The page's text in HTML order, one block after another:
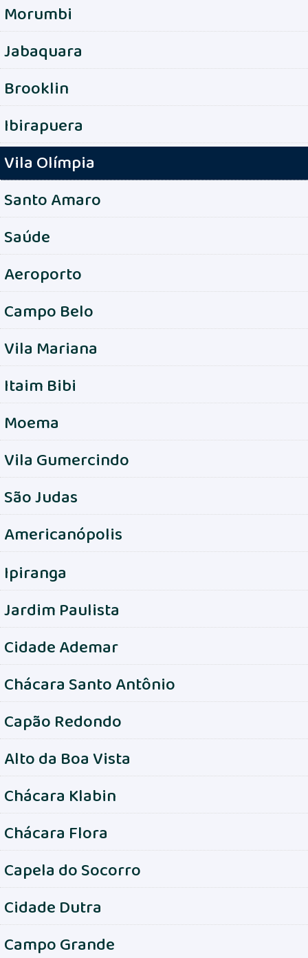
Morumbi
Jabaquara
Brooklin
Ibirapuera
Vila Olímpia
Santo Amaro
Saúde
Aeroporto
Campo Belo
Vila Mariana
Itaim Bibi
Moema
Vila Gumercindo
São Judas
Americanópolis
Ipiranga
Jardim Paulista
Cidade Ademar
Chácara Santo Antônio
Capão Redondo
Alto da Boa Vista
Chácara Klabin
Chácara Flora
Capela do Socorro
Cidade Dutra
Campo Grande